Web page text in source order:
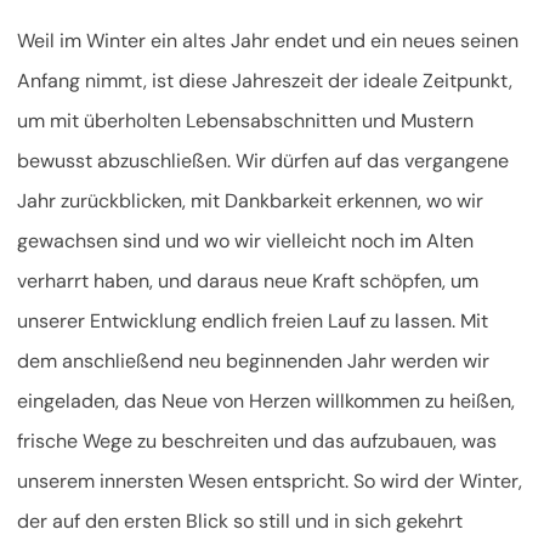
Weil im Winter ein altes Jahr endet und ein neues seinen
Anfang nimmt, ist diese Jahreszeit der ideale Zeitpunkt,
um mit überholten Lebensabschnitten und Mustern
bewusst abzuschließen. Wir dürfen auf das vergangene
Jahr zurückblicken, mit Dankbarkeit erkennen, wo wir
gewachsen sind und wo wir vielleicht noch im Alten
verharrt haben, und daraus neue Kraft schöpfen, um
unserer Entwicklung endlich freien Lauf zu lassen. Mit
dem anschließend neu beginnenden Jahr werden wir
eingeladen, das Neue von Herzen willkommen zu heißen,
frische Wege zu beschreiten und das aufzubauen, was
unserem innersten Wesen entspricht. So wird der Winter,
der auf den ersten Blick so still und in sich gekehrt